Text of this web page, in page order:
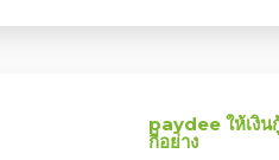
paydee ให้เงิน
กี่อย่าง